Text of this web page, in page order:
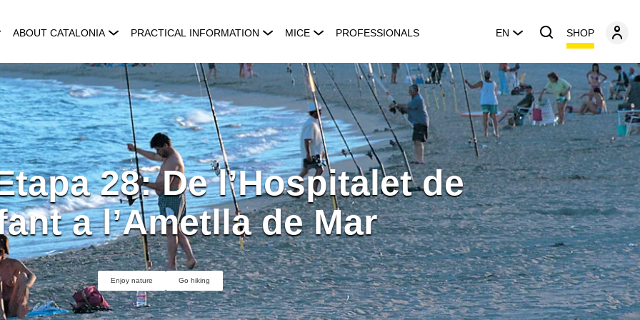
ABOUT CATALONIA PRACTICAL INFORMATION MICE PROFESSIONALS EN SHOP
28: De l’Hospitalet de
a l’Ametlla de Mar
Enjoy nature Go hiking